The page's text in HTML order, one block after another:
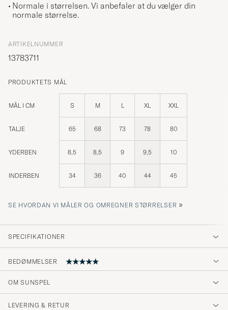
Normale i størrelsen. Vi anbefaler at du vælger din
normale størrelse.
ARTIKELNUMMER
13783711
PRODUKTETS MÅL
MÅL I CM S M L XL XXL
TALJE 65 68 73 78 80
YDERBEN 8,5 8,5 9 9,5 10
INDERBEN 34 36 40 44 45
SE HVORDAN VI MÅLER OG OMREGNER STØRRELSER »
SPECIFIKATIONER
BEDØMMELSER
5
OM SUNSPEL
LEVERING & RETUR